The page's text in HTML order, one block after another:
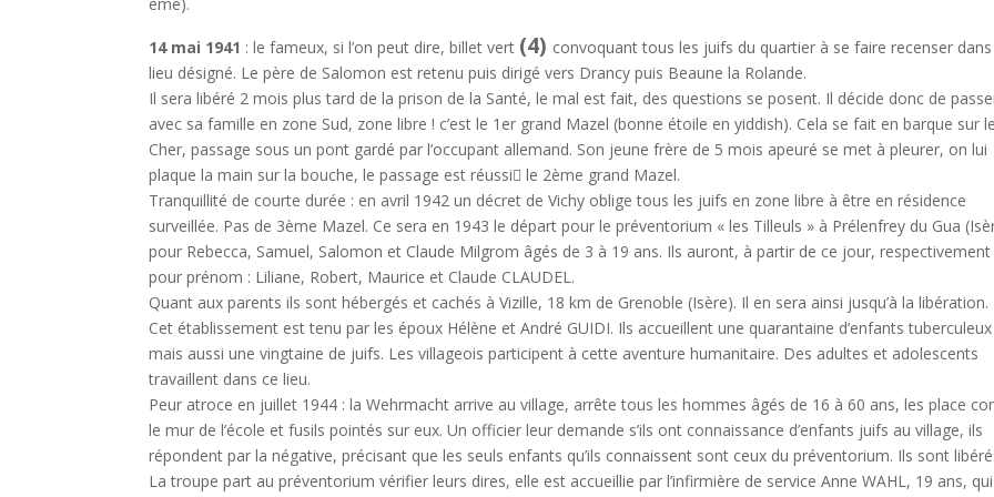
14 mai 1941 : le fameux, si l’on peut dire, billet vert (4) convoquant tous les juifs du quartier à se faire recenser
lieu désigné. Le père de Salomon est retenu puis dirigé vers Drancy puis Beaune la Rolande.
Il sera libéré 2 mois plus tard de la prison de la Santé, le mal est fait, des questions se posent. Il décide donc de
avec sa famille en zone Sud, zone libre ! c’est le 1er grand Mazel (bonne étoile en yiddish). Cela se fait en barque sur le
Cher, passage sous un pont gardé par l’occupant allemand. Son jeune frère de 5 mois apeuré se met à pleurer, on lui
plaque la main sur la bouche, le passage est réussi le 2ème grand Mazel.
Tranquillité de courte durée : en avril 1942 un décret de Vichy oblige tous les juifs en zone libre à être en résidence
surveillée. Pas de 3ème Mazel. Ce sera en 1943 le départ pour le préventorium « les Tilleuls » à Prélenfrey du Gua
pour Rebecca, Samuel, Salomon et Claude Milgrom âgés de 3 à 19 ans. Ils auront, à partir de ce jour, respectivement
pour prénom : Liliane, Robert, Maurice et Claude CLAUDEL.
Quant aux parents ils sont hébergés et cachés à Vizille, 18 km de Grenoble (Isère). Il en sera ainsi jusqu’à la libération.
Cet établissement est tenu par les époux Hélène et André GUIDI. Ils accueillent une quarantaine d’enfants tuberculeux
mais aussi une vingtaine de juifs. Les villageois participent à cette aventure humanitaire. Des adultes et adolescents
travaillent dans ce lieu.
Peur atroce en juillet 1944 : la Wehrmacht arrive au village, arrête tous les hommes âgés de 16 à 60 ans, les place
le mur de l’école et fusils pointés sur eux. Un officier leur demande s’ils ont connaissance d’enfants juifs au village, ils
répondent par la négative, précisant que les seuls enfants qu’ils connaissent sont ceux du préventorium. Ils sont
La troupe part au préventorium vérifier leurs dires, elle est accueillie par l’infirmière de service Anne WAHL, 19 ans, qui